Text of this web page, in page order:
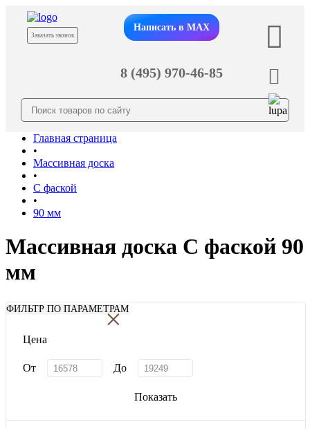
Заказать звонок
Написать в MAX
8 (495) 970-46-85
Главная страница
•
Массивная доска
•
С фаской
•
90 мм
Массивная доска С фаской 90
мм
ФИЛЬТР ПО ПАРАМЕТРАМ
×
Цена
От До
Показать